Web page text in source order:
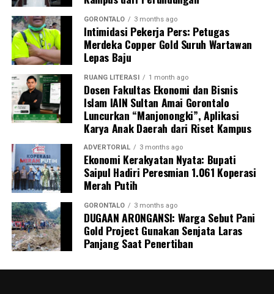
kesehatan, puskesmas, dan pemerintah desa seperti
inilah yang menjadi kunci sukses pembentukan
masyarakat sadar sehat,” jelas Dr. Vivien.
Masyarakat Desa Luwoo menyambut antusias agenda
terpadu ini. Ratusan warga memanfaatkan layanan
pemeriksaan kesehatan gratis sekaligus berkonsultasi
mengenai pola hidup bersih dan sehat (PHBS)
pencegahan tuberkulosis.
GORONTALO 3 months ago
Intimidasi Pekerja Pers: Petugas
Merdeka Copper Gold Suruh Wartawan
Lepas Baju
RUANG LITERASI 1 month ago
Dosen Fakultas Ekonomi dan Bisnis
Islam IAIN Sultan Amai Gorontalo
Luncurkan “Manjonongki”, Aplikasi
Karya Anak Daerah dari Riset Kampus
ADVERTORIAL 3 months ago
Ekonomi Kerakyatan Nyata: Bupati
Saipul Hadiri Peresmian 1.061 Koperasi
Merah Putih
GORONTALO 3 months ago
DUGAAN ARONGANSI: Warga Sebut Pani
Gold Project Gunakan Senjata Laras
Panjang Saat Penertiban